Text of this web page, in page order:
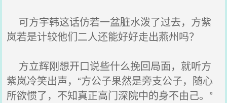
可方宇韩这话仿若一盆脏水泼了过去，方紫
岚若是计较他们二人还能好好走出燕州吗？
方立辉刚想开口说些什么挽回局面，就听方
紫岚冷笑出声，“方公子果然是旁支公子，随心
所欲惯了，不知真正高门深院中的身不由己。”